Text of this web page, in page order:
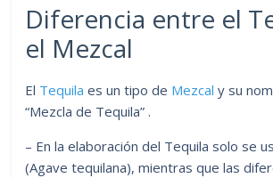
Diferencia entre el
el Mezcal
El Tequila es un tipo de Mezcal y su
“Mezcla de Tequila” .
– En la elaboración del Tequila solo se
(Agave tequilana), mientras que las